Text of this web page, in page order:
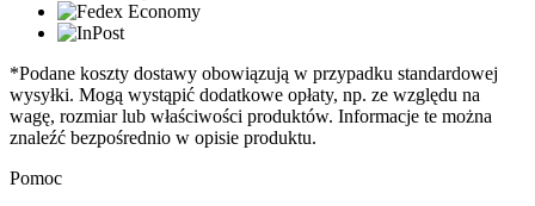
*Podane koszty dostawy obowiązują w przypadku standardowej
wysyłki. Mogą wystąpić dodatkowe opłaty, np. ze względu na
wagę, rozmiar lub właściwości produktów. Informacje te można
znaleźć bezpośrednio w opisie produktu.
Pomoc